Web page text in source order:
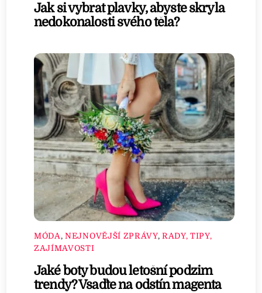
Jak si vybrat plavky, abyste skryla
nedokonalosti svého těla?
MÓDA ,NEJNOVĚJŠÍ ZPRÁVY, RADY, TIPY,
ZAJÍMAVOSTI
Jaké boty budou letošní podzim
trendy? Vsaďte na odstín magenta